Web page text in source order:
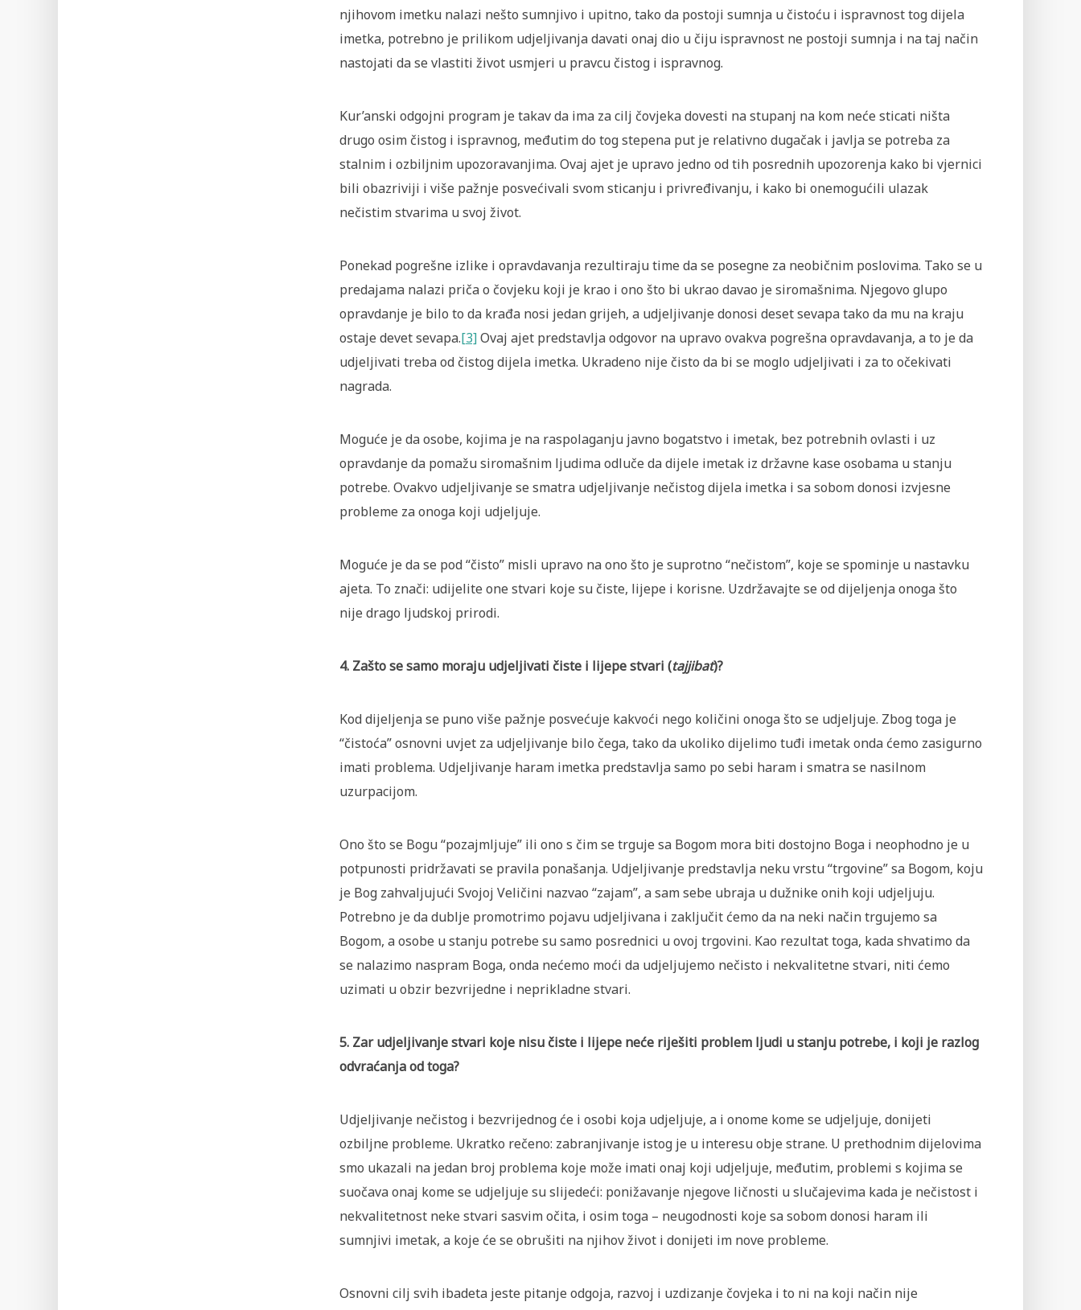
njihovom imetku nalazi nešto sumnjivo i upitno, tako da postoji sumnja u čistoću i ispravnost tog dijela
imetka, potrebno je prilikom udjeljivanja davati onaj dio u čiju ispravnost ne postoji sumnja i na taj način
nastojati da se vlastiti život usmjeri u pravcu čistog i ispravnog.
Kur’anski odgojni program je takav da ima za cilj čovjeka dovesti na stupanj na kom neće sticati ništa
drugo osim čistog i ispravnog, međutim do tog stepena put je relativno dugačak i javlja se potreba za
stalnim i ozbiljnim upozoravanjima. Ovaj ajet je upravo jedno od tih posrednih upozorenja kako bi vjernici
bili obazriviji i više pažnje posvećivali svom sticanju i privređivanju, i kako bi onemogućili ulazak
nečistim stvarima u svoj život.
Ponekad pogrešne izlike i opravdavanja rezultiraju time da se posegne za neobičnim poslovima. Tako se u
predajama nalazi priča o čovjeku koji je krao i ono što bi ukrao davao je siromašnima. Njegovo glupo
opravdanje je bilo to da krađa nosi jedan grijeh, a udjeljivanje donosi deset sevapa tako da mu na kraju
ostaje devet sevapa.[3]Ovaj ajet predstavlja odgovor na upravo ovakva pogrešna opravdavanja, a to je da
udjeljivati treba od čistog dijela imetka. Ukradeno nije čisto da bi se moglo udjeljivati i za to očekivati
nagrada.
Moguće je da osobe, kojima je na raspolaganju javno bogatstvo i imetak, bez potrebnih ovlasti i uz
opravdanje da pomažu siromašnim ljudima odluče da dijele imetak iz državne kase osobama u stanju
potrebe. Ovakvo udjeljivanje se smatra udjeljivanje nečistog dijela imetka i sa sobom donosi izvjesne
probleme za onoga koji udjeljuje.
Moguće je da se pod “čisto” misli upravo na ono što je suprotno “nečistom”, koje se spominje u nastavku
ajeta. To znači: udijelite one stvari koje su čiste, lijepe i korisne. Uzdržavajte se od dijeljenja onoga što
nije drago ljudskoj prirodi.
4. Zašto se samo moraju udjeljivati čiste i lijepe stvari (tajjibat)?
Kod dijeljenja se puno više pažnje posvećuje kakvoći nego količini onoga što se udjeljuje. Zbog toga je
“čistoća” osnovni uvjet za udjeljivanje bilo čega, tako da ukoliko dijelimo tuđi imetak onda ćemo zasigurno
imati problema. Udjeljivanje haram imetka predstavlja samo po sebi haram i smatra se nasilnom
uzurpacijom.
Ono što se Bogu “pozajmljuje” ili ono s čim se trguje sa Bogom mora biti dostojno Boga i neophodno je u
potpunosti pridržavati se pravila ponašanja. Udjeljivanje predstavlja neku vrstu “trgovine” sa Bogom, koju
je Bog zahvaljujući Svojoj Veličini nazvao “zajam”, a sam sebe ubraja u dužnike onih koji udjeljuju.
Potrebno je da dublje promotrimo pojavu udjeljivana i zaključit ćemo da na neki način trgujemo sa
Bogom, a osobe u stanju potrebe su samo posrednici u ovoj trgovini. Kao rezultat toga, kada shvatimo da
se nalazimo naspram Boga, onda nećemo moći da udjeljujemo nečisto i nekvalitetne stvari, niti ćemo
uzimati u obzir bezvrijedne i neprikladne stvari.
5. Zar udjeljivanje stvari koje nisu čiste i lijepe neće riješiti problem ljudi u stanju potrebe, i koji je razlog
odvraćanja od toga?
Udjeljivanje nečistog i bezvrijednog će i osobi koja udjeljuje, a i onome kome se udjeljuje, donijeti
ozbiljne probleme. Ukratko rečeno: zabranjivanje istog je u interesu obje strane. U prethodnim dijelovima
smo ukazali na jedan broj problema koje može imati onaj koji udjeljuje, međutim, problemi s kojima se
suočava onaj kome se udjeljuje su slijedeći: ponižavanje njegove ličnosti u slučajevima kada je nečistost i
nekvalitetnost neke stvari sasvim očita, i osim toga – neugodnosti koje sa sobom donosi haram ili
sumnjivi imetak, a koje će se obrušiti na njihov život i donijeti im nove probleme.
Osnovni cilj svih ibadeta jeste pitanje odgoja, razvoj i uzdizanje čovjeka i to ni na koji način nije